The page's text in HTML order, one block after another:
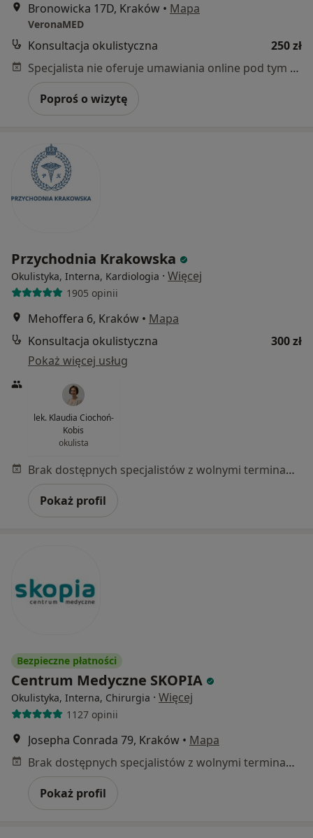
Bronowicka 17D, Kraków • Mapa
VeronaMED
Konsultacja okulistyczna
250 zł
Specjalista nie oferuje umawiania online pod tym adresem.
Poproś o wizytę
Przychodnia Krakowska
Okulistyka, Interna, Kardiologia · Więcej
1905 opinii
Mehoffera 6, Kraków • Mapa
Konsultacja okulistyczna
300 zł
Pokaż więcej usług
lek. Klaudia Ciochoń-
Kobis
okulista
Brak dostępnych specjalistów z wolnymi terminami w tym centrum medycznym.
Pokaż profil
Bezpieczne płatności
Centrum Medyczne SKOPIA
Okulistyka, Interna, Chirurgia · Więcej
1127 opinii
Josepha Conrada 79, Kraków • Mapa
Brak dostępnych specjalistów z wolnymi terminami w tym centrum medycznym.
Pokaż profil